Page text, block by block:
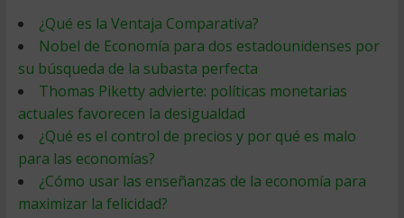
¿Qué es la Ventaja Comparativa?
Nobel de Economía para dos estadounidenses por
su búsqueda de la subasta perfecta
Thomas Piketty advierte: políticas monetarias
actuales favorecen la desigualdad
¿Qué es el control de precios y por qué es malo
para las economías?
¿Cómo usar las enseñanzas de la economía para
maximizar la felicidad?